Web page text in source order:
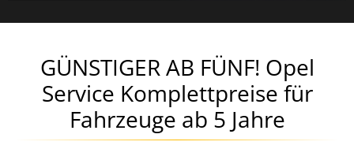
GÜNSTIGER AB FÜNF! Opel
Service Komplettpreise für
Fahrzeuge ab 5 Jahre